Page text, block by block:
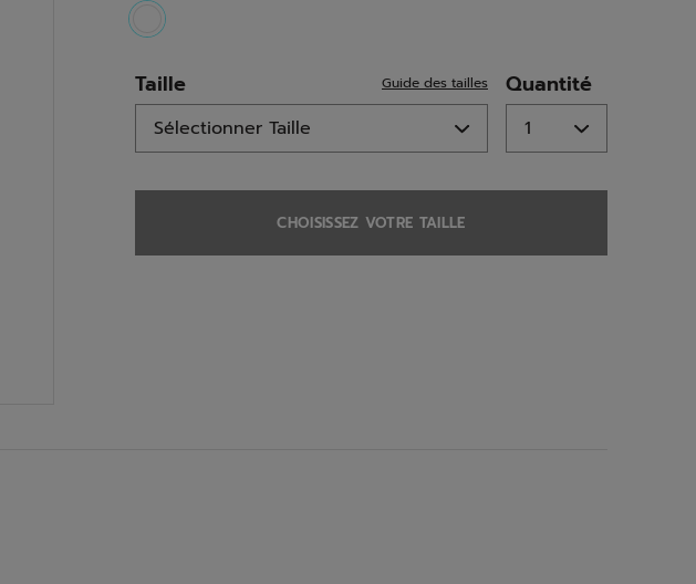
selected
Taille Guide des tailles Quantité
CHOISISSEZ VOTRE TAILLE